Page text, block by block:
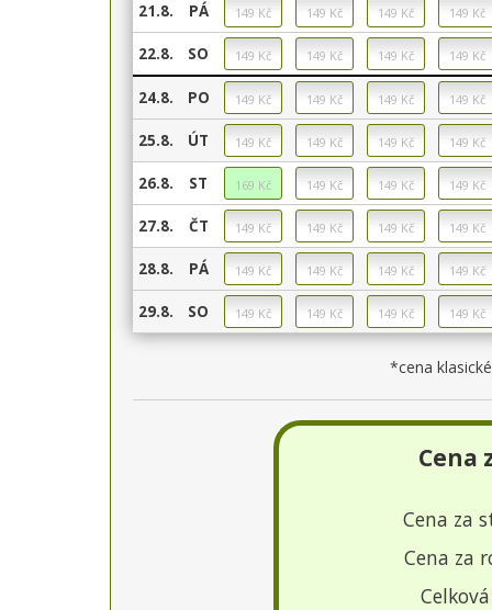
21.8. PÁ
22.8. SO
24.8. PO
25.8. ÚT
26.8. ST
27.8. ČT
28.8. PÁ
29.8. SO
*cena
Cena
Cena za
Cena za